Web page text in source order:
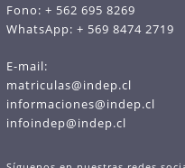
Fono: + 562 695 8269
WhatsApp: + 569 8474 2719
E-mail:
matriculas@indep.cl
informaciones@indep.cl
infoindep@indep.cl